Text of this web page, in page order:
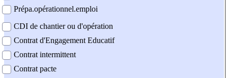
Prépa.opérationnel.emploi
CDI de chantier ou d'opération
Contrat d'Engagement Educatif
Contrat intermittent
Contrat pacte